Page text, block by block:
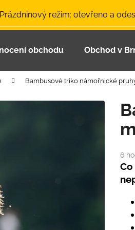
režim: otevřeno a
obchodu Obchod v
Bambusové triko námořnické
je
6
Co potřebujete najít?
ČEPICE UV 30 SVĚTLE